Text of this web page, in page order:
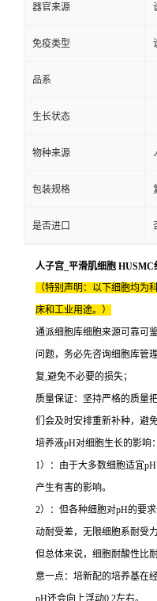
器官来源
免疫类型
品系
生长状态
物种来源
包装规格
是否进口
人子宫_平滑肌细胞
（特别声明：以下细胞均为
床和工业用途。）
通派细胞库细胞来源可靠可
问题，务必先咨询细胞库管
复,避免不必要的损失；
质量保证：坚持严格的质量
们会及时安排重新补种，避
培养液pH对细胞生长的影响：
1）：由于大多数细胞适宜
产生有害的影响。
2）：但各种细胞对pH的要
动耐受差，无限细胞系耐受力
但总体来说，细胞耐酸性比
意一点：培新配的培养基在
pH还会向上浮动0.2左右。